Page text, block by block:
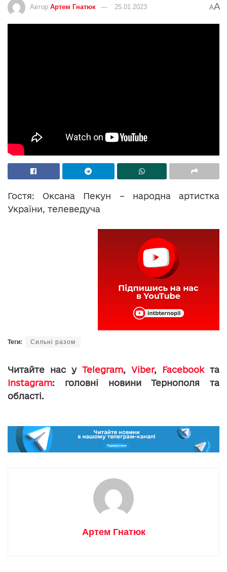
Автор Артем Гнатюк 25.01.2023 AA
Гостя: Оксана Пекун – народна артистка
України, телеведуча
Теги: Сильні разом
Читайте нас у Telegram, Viber, Facebookта
Instagram: головні новини Тернополя та
області.
Артем Гнатюк